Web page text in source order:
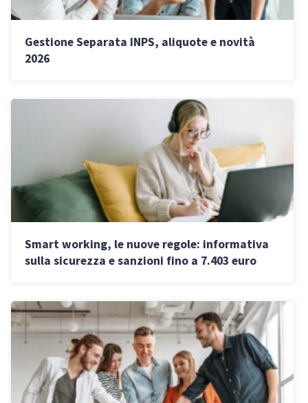
Gestione Separata INPS, aliquote e novità
2026
Smart working, le nuove regole: informativa
sulla sicurezza e sanzioni fino a 7.403 euro